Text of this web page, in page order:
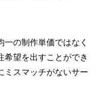
の制作単価ではなく
希望を出すことができ
ミスマッチがないサー